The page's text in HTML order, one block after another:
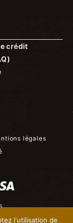
crédit
légales
l'utilisation de